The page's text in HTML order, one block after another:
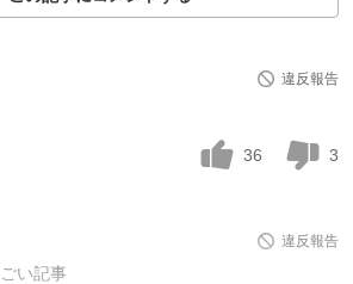
違反報告
36 3
違反報告
い記事